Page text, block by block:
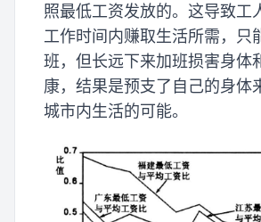
照最低工资发放的。这导致工
工作时间内赚取生活所需，只
班，但长远下来加班损害身体
康，结果是预支了自己的身体
城市内生活的可能。